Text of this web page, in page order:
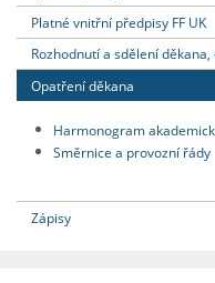
Platné vnitřní předpisy FF UK
Rozhodnutí a sdělení
Opatření děkana
Harmonogram
Směrnice a provozní řády
Zápisy